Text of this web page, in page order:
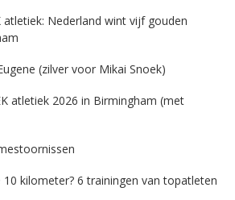
atletiek: Nederland wint vijf gouden
(zilver voor Mikai Snoek)
atletiek 2026 in Birmingham (met
kilometer? 6 trainingen van topatleten